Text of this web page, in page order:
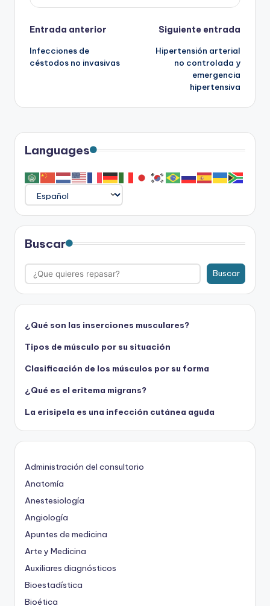
Navegación
de
Entrada anterior
Infecciones de
céstodos no invasivas
Siguiente entrada
Hipertensión arterial
no controlada y
emergencia
hipertensiva
Languages
Buscar
Buscar
¿Qué son las inserciones musculares?
Tipos de músculo por su situación
Clasificación de los músculos por su forma
¿Qué es el eritema migrans?
La erisipela es una infección cutánea aguda
Administración del consultorio
Anatomía
Anestesiología
Angiología
Apuntes de medicina
Arte y Medicina
Auxiliares diagnósticos
Bioestadística
Bioética